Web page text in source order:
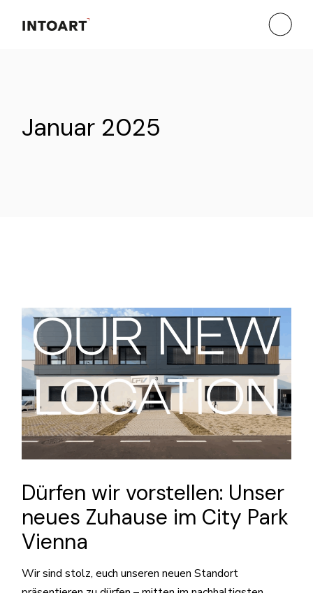
Januar 2025
Dürfen wir vorstellen: Unser
neues Zuhause im City Park
Vienna
Wir sind stolz, euch unseren neuen Standort